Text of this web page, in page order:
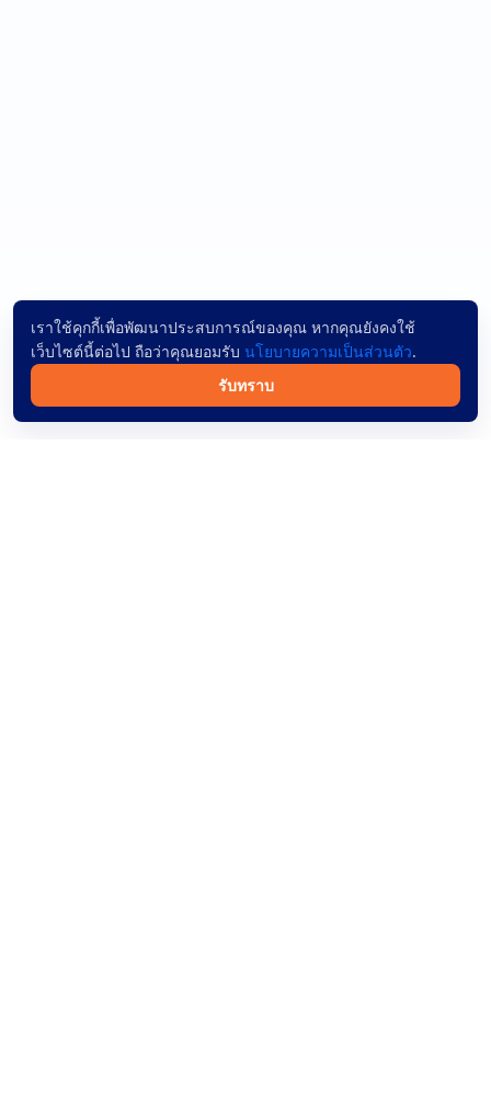
เราใช้คุกกี้เพื่อพัฒนาประสบการณ์ของคุณ หากคุณยังคงใช้
เว็บไซต์นี้ต่อไป ถือว่าคุณยอมรับ นโยบายความเป็นส่วนตัว.
รับทราบ